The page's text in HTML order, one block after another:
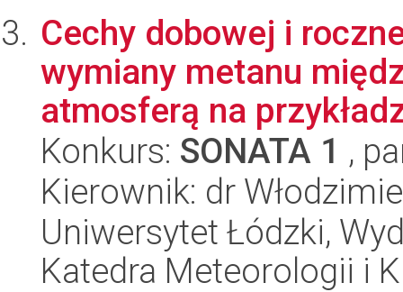
Cechy dobowej i
wymiany metanu
atmosferą na
Konkurs: SONATA 1 ,
Kierownik: dr
Uniwersytet Łódzki,
Katedra Meteorologii i